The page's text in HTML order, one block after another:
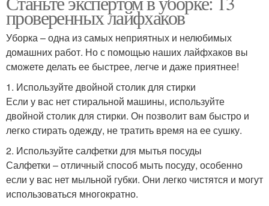
проверенных лайфхаков
Уборка – одна из самых неприятных и нелюбимых
домашних работ. Но с помощью наших лайфхаков вы
сможете делать ее быстрее, легче и даже приятнее!
1. Используйте двойной столик для стирки
Если у вас нет стиральной машины, используйте
двойной столик для стирки. Он позволит вам быстро и
легко стирать одежду, не тратить время на ее сушку.
2. Используйте салфетки для мытья посуды
Салфетки – отличный способ мыть посуду, особенно
если у вас нет мыльной губки. Они легко чистятся и могут
использоваться многократно.